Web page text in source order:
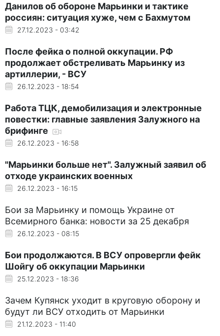
Данилов об обороне Марьинки и тактике
россиян: ситуация хуже, чем с Бахмутом
27.12.2023 - 03:42
После фейка о полной оккупации. РФ
продолжает обстреливать Марьинку из
артиллерии, - ВСУ
26.12.2023 - 18:54
Работа ТЦК, демобилизация и электронные
повестки: главные заявления Залужного на
брифинге
26.12.2023 - 16:58
"Марьинки больше нет". Залужный заявил об
отходе украинских военных
26.12.2023 - 16:15
Бои за Марьинку и помощь Украине от
Всемирного банка: новости за 25 декабря
26.12.2023 - 08:15
Бои продолжаются. В ВСУ опровергли фейк
Шойгу об оккупации Марьинки
25.12.2023 - 18:36
Зачем Купянск уходит в круговую оборону и
будут ли ВСУ отходить от Марьинки
21.12.2023 - 11:40